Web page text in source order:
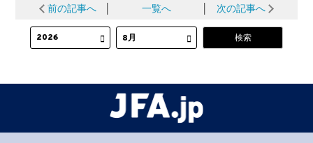
前の記事へ 一覧へ 次の記事へ